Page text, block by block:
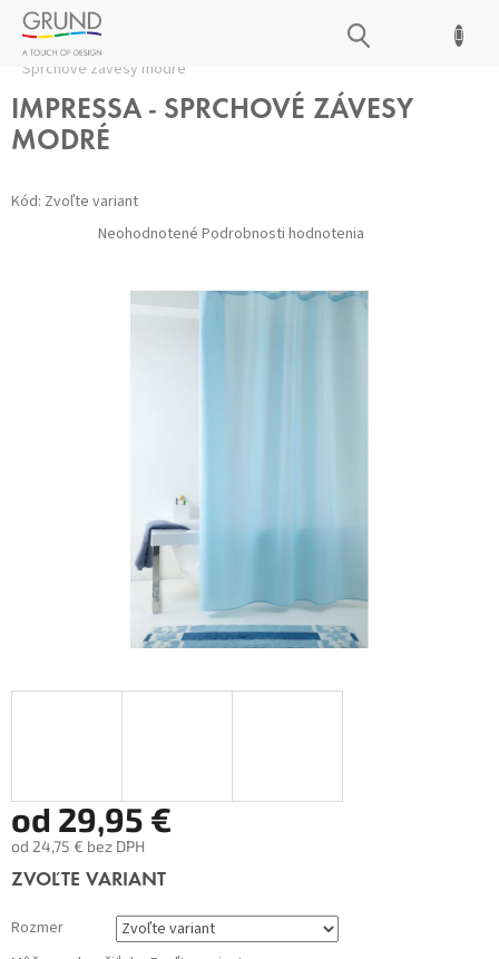
Prejsť
obsah
NÁKUPNÝ
Domov
/ Kúpeľňové doplnky Sprchové závesy
IMPRESSA -
Sprchové závesy modré
IMPRESSA - SPRCHOVÉ ZÁVESY
MODRÉ
Kód: Zvoľte variant
Priemerné
hodnotenie
Neohodnotené Podrobnosti hodnotenia
od 29,95 €
od 24,75 € bez DPH
Jednotková
ZVOĽTE VARIANT
Rozmer